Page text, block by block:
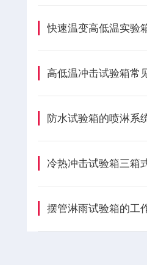
快速温变高低温实验
高低温冲击试验箱常